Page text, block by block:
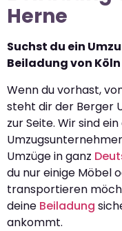
Herne
Suchst du ein
Beiladung von
Wenn du vorhast,
steht dir der Berger
zur Seite. Wir sind
Umzüge in ganz
du nur einige Möbel
transportieren
deine Beiladung
ankommt.